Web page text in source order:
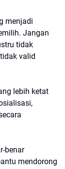
menjadi
Jangan
tidak
valid
lebih ketat
benar
mendorong